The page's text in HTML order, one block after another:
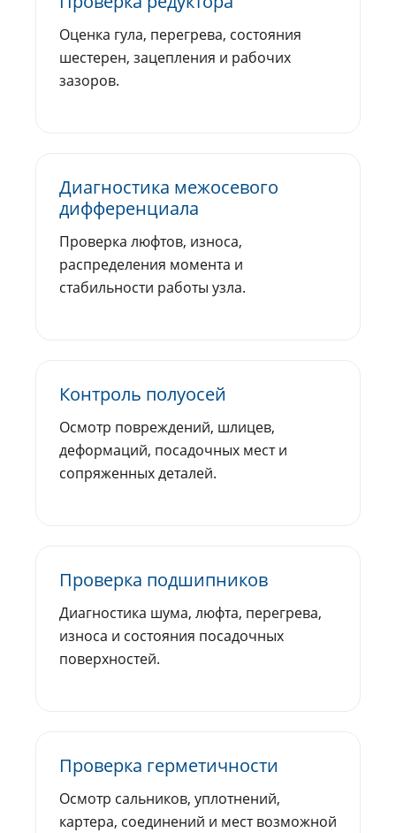
Оценка гула, перегрева, состояния
шестерен, зацепления и рабочих
зазоров.
Диагностика межосевого
дифференциала
Проверка люфтов, износа,
распределения момента и
стабильности работы узла.
Контроль полуосей
Осмотр повреждений, шлицев,
деформаций, посадочных мест и
сопряженных деталей.
Проверка подшипников
Диагностика шума, люфта, перегрева,
износа и состояния посадочных
поверхностей.
Проверка герметичности
Осмотр сальников, уплотнений,
картера, соединений и мест возможной